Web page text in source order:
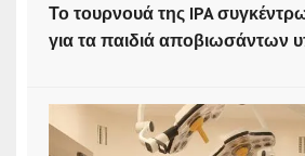
Το τουρνουά της IPA
για τα παιδιά αποβιωσάντων